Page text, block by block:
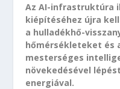
Az AI-infrastruktúra
kiépítéséhez újra
a hulladékhő-
hőmérsékleteket és
mesterséges
növekedésével
energiával.